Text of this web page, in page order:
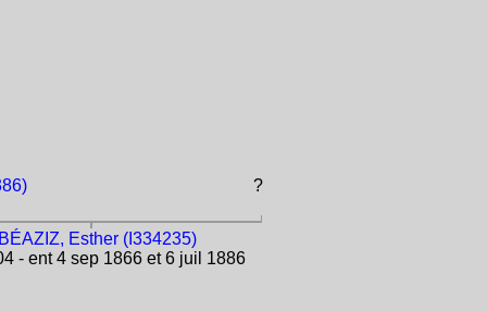
?
Esther (I334235)
- ent 4 sep 1866 et 6 juil 1886